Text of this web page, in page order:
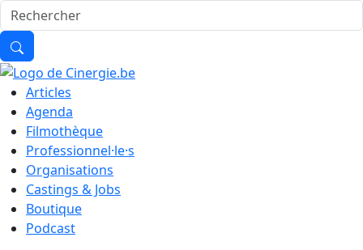
Articles
Agenda
Filmothèque
Professionnel·le·s
Organisations
Castings & Jobs
Boutique
Podcast